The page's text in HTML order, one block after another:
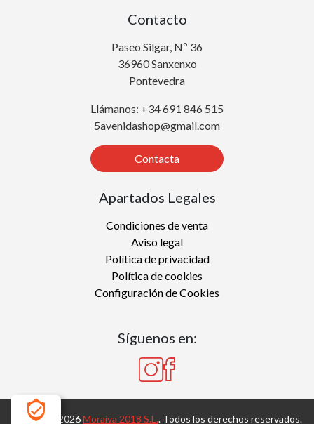
Contacto
Paseo Silgar, Nº 36
36960 Sanxenxo
Pontevedra
Llámanos: +34 691 846 515
5avenidashop@gmail.com
Contacta
Apartados Legales
Condiciones de venta
Aviso legal
Política de privacidad
Política de cookies
Configuración de Cookies
Síguenos en:
Copyright 2026Moraiva 2018 S.L.. Todos los derechos reservados.